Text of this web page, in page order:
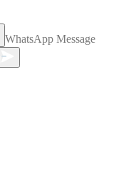
WhatsApp Message